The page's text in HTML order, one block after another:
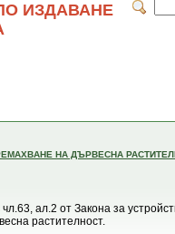
ИЗДАВАНЕ
НА ДЪРВЕСНА
ал.2 от Закона за
растителност.